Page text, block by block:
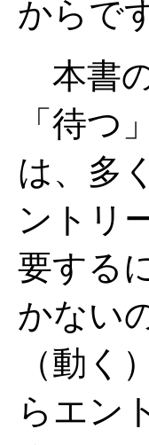
からで
本書
「待つ
は、多
ントリ
要する
かない
（動く
らエン